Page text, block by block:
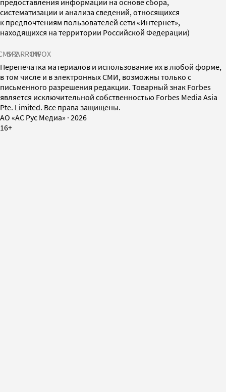
систематизации и анализа сведений, относящихся
к предпочтениям пользователей сети «Интернет»,
находящихся на территории Российской Федерации)
SPARROWINFOX
Перепечатка материалов и использование их в любой форме,
в том числе и в электронных СМИ, возможны только с
письменного разрешения редакции. Товарный знак Forbes
является исключительной собственностью Forbes Media Asia
Pte. Limited. Все права защищены.
AO «АС Рус Медиа» · 2026
16+